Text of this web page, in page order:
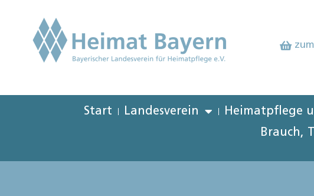
Start Landesverein Heimatpflege
Brauch,